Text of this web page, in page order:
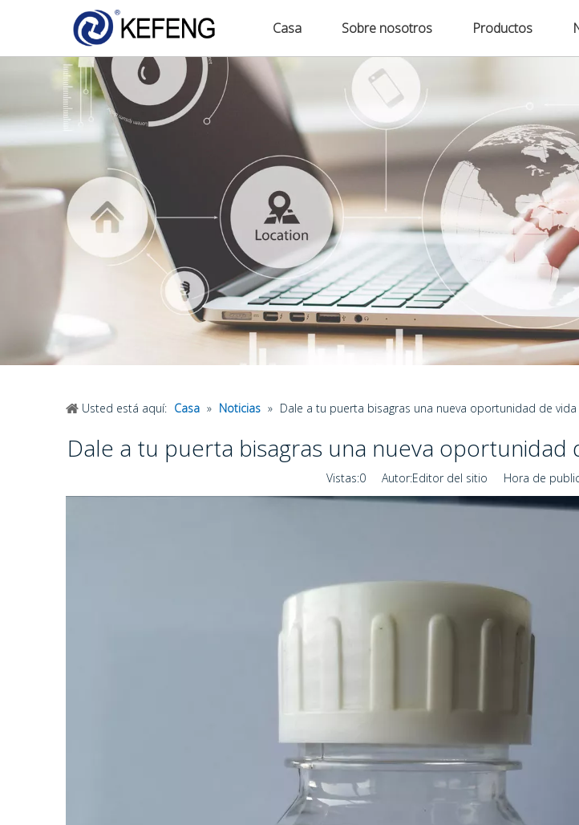
Casa Sobre nosotros Productos
Usted está aquí: Casa » Noticias » Dale a tu puerta bisagras una nueva oportunidad de
Dale a tu puerta bisagras una nueva oportunidad
Vistas:0 Autor:Editor del sitio Hora de